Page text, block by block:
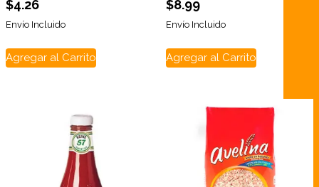
con
de
$4.26
Envío Incluido
Agregar al Carrito
con
de
$8.99
Envío Incluido
Agregar al Carrito